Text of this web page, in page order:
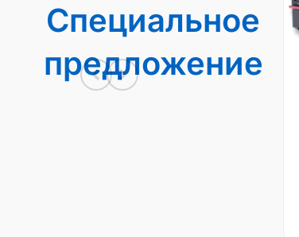
Специальное
предложение